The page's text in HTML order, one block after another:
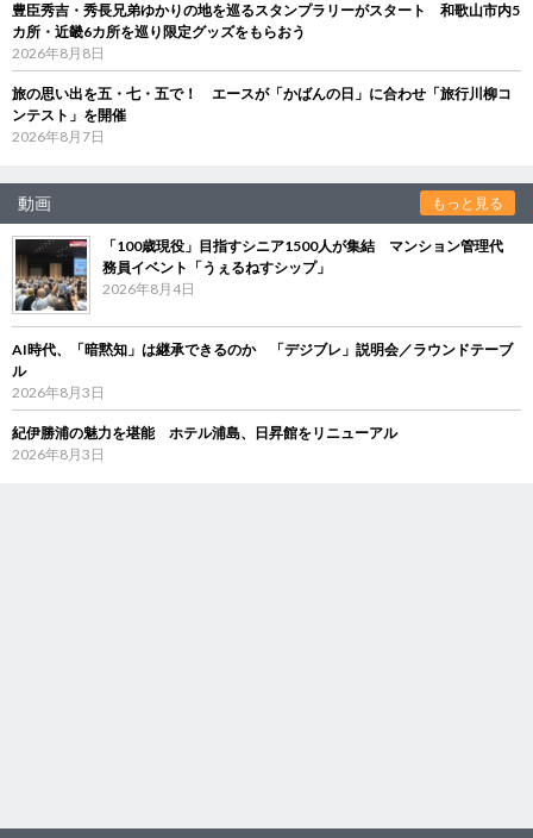
豊臣秀吉・秀長兄弟ゆかりの地を巡るスタンプラリーがスタート 和歌山市内5
カ所・近畿6カ所を巡り限定グッズをもらおう
2026年8月8日
旅の思い出を五・七・五で！ エースが「かばんの日」に合わせ「旅行川柳コ
ンテスト」を開催
2026年8月7日
動画 もっと見る
「100歳現役」目指すシニア1500人が集結 マンション管理代
務員イベント「うぇるねすシップ」
2026年8月4日
AI時代、「暗黙知」は継承できるのか 「デジブレ」説明会／ラウンドテーブ
ル
2026年8月3日
紀伊勝浦の魅力を堪能 ホテル浦島、日昇館をリニューアル
2026年8月3日